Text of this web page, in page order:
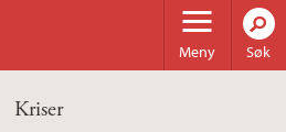
Meny Søk
Kriser